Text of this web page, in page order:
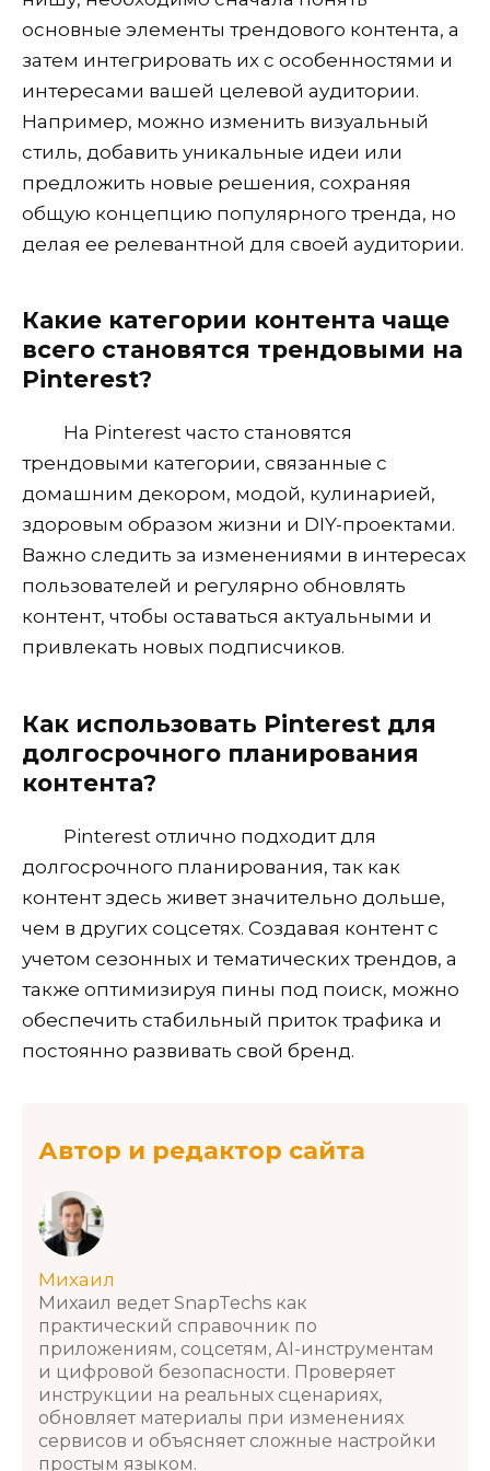
основные элементы трендового контента, а
затем интегрировать их с особенностями и
интересами вашей целевой аудитории.
Например, можно изменить визуальный
стиль, добавить уникальные идеи или
предложить новые решения, сохраняя
общую концепцию популярного тренда, но
делая ее релевантной для своей аудитории.
Какие категории контента чаще
всего становятся трендовыми на
Pinterest?
На Pinterest часто становятся
трендовыми категории, связанные с
домашним декором, модой, кулинарией,
здоровым образом жизни и DIY-проектами.
Важно следить за изменениями в интересах
пользователей и регулярно обновлять
контент, чтобы оставаться актуальными и
привлекать новых подписчиков.
Как использовать Pinterest для
долгосрочного планирования
контента?
Pinterest отлично подходит для
долгосрочного планирования, так как
контент здесь живет значительно дольше,
чем в других соцсетях. Создавая контент с
учетом сезонных и тематических трендов, а
также оптимизируя пины под поиск, можно
обеспечить стабильный приток трафика и
постоянно развивать свой бренд.
Автор и редактор сайта
Михаил
Михаил ведет SnapTechs как
практический справочник по
приложениям, соцсетям, AI-инструментам
и цифровой безопасности. Проверяет
инструкции на реальных сценариях,
обновляет материалы при изменениях
сервисов и объясняет сложные настройки
простым языком.